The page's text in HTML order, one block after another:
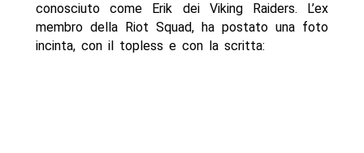
conosciuto come Erik dei Viking Raiders. L’ex
membro della Riot Squad, ha postato una foto
incinta, con il topless e con la scritta: